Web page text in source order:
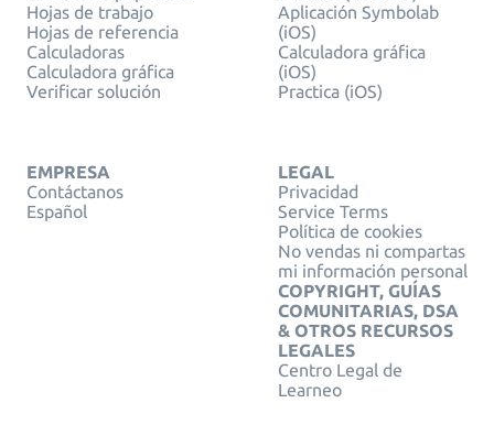
Hojas de trabajo
Hojas de referencia
Calculadoras
Calculadora gráfica
Verificar solución
Aplicación Symbolab
(iOS)
Calculadora gráfica
(iOS)
Practica (iOS)
EMPRESA
Contáctanos
Español
LEGAL
Privacidad
Service Terms
Política de cookies
No vendas ni compartas
mi información personal
COPYRIGHT, GUÍAS
COMUNITARIAS, DSA
& OTROS RECURSOS
LEGALES
Centro Legal de
Learneo